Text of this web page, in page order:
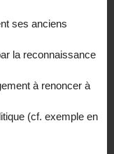
ses anciens
la reconnaissance
à renoncer à
(cf. exemple en